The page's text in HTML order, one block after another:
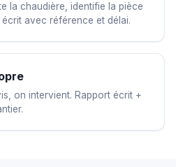
la chaudière, identifie la pièce
avec référence et délai.
on intervient. Rapport écrit +